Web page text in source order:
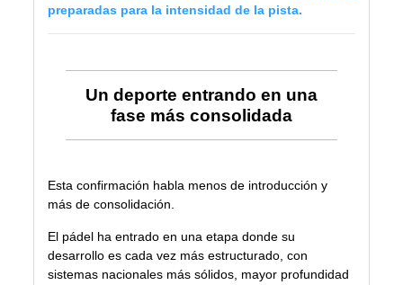
preparadas para la intensidad de la pista.
Un deporte entrando en una
fase más consolidada
Esta confirmación habla menos de introducción y
más de consolidación.
El pádel ha entrado en una etapa donde su
desarrollo es cada vez más estructurado, con
sistemas nacionales más sólidos, mayor profundidad